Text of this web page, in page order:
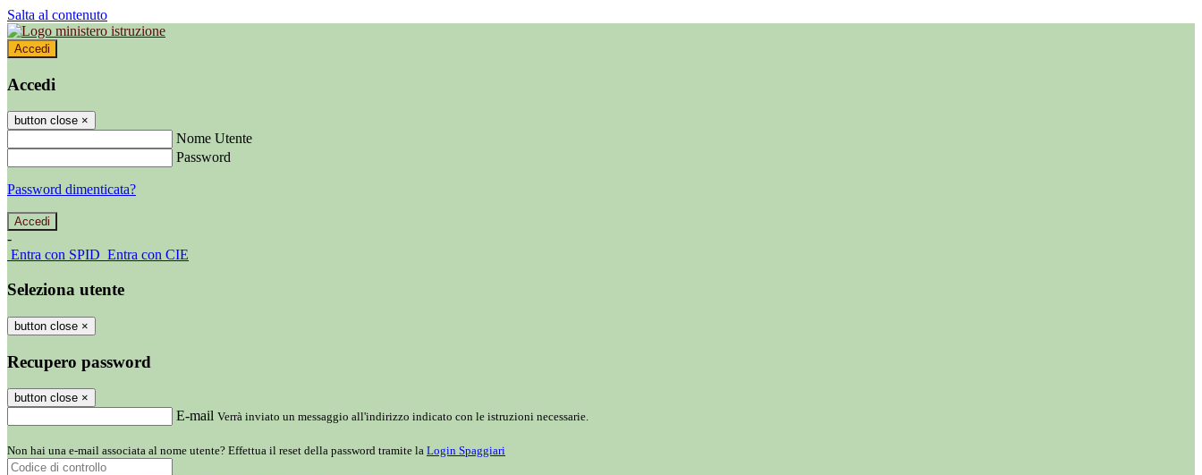
Salta al contenuto
Accedi
Accedi
button close ×
Nome Utente
Password
Password dimenticata?
-
Entra con SPID Entra con CIE
Seleziona utente
button close ×
Recupero password
button close ×
E-mail Verrà inviato un messaggio all'indirizzo indicato con le istruzioni necessarie.
Non hai una e-mail associata al nome utente? Effettua il reset della password tramite la Login Spaggiari